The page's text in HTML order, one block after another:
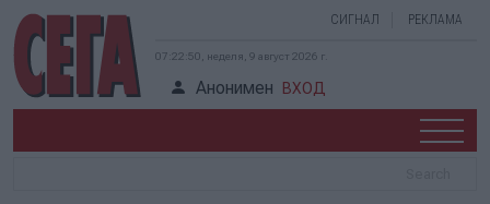
СИГНАЛ РЕКЛАМА
07:22:50, неделя, 9 август 2026 г.
Анонимен ВХОД